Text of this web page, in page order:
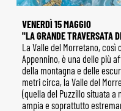
VENERDÌ 15 MAGGIO
"LA GRANDE TRAVERSATA
La Valle del Morretano,
Appennino, è una delle più
della montagna e delle
metri circa, la Valle del
(quella del Puzzillo situata
ampia e soprattutto